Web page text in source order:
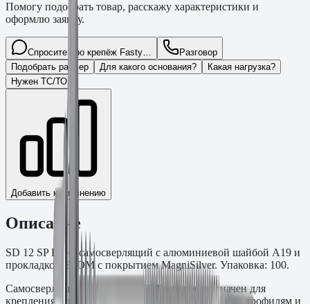
Помогу подобрать товар, расскажу характеристики и
оформлю заявку.
Спросите про крепёж Fasty…
Разговор
Подобрать размер
Для какого основания?
Какая нагрузка?
Нужен ТС/ТО
Добавить к сравнению
Описание
SD 12 SP Винт самосверлящий с алюминиевой шайбой A19 и
прокладкой EPDM с покрытием MagniSilver. Упаковка: 100.
Самосверлящий винт SD 12 SP Fasty предназначен для
крепления сэндвич-панелей к несущим стальным профилям и